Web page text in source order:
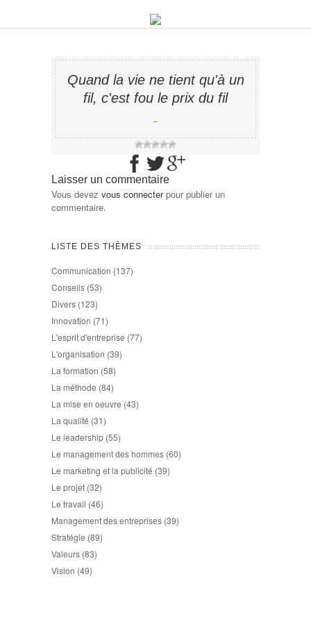
Quand la vie ne tient qu'à un
fil, c'est fou le prix du fil
−
Laisser un commentaire
Vous devez vous connecterpour publier un
commentaire.
LISTE DES THÈMES
Communication (137)
Conseils (53)
Divers (123)
Innovation (71)
L'esprit d'entreprise (77)
L'organisation (39)
La formation (58)
La méthode (84)
La mise en oeuvre (43)
La qualité (31)
Le leadership (55)
Le management des hommes (60)
Le marketing et la publicité (39)
Le projet (32)
Le travail (46)
Management des entreprises (39)
Stratégie (89)
Valeurs (83)
Vision (49)